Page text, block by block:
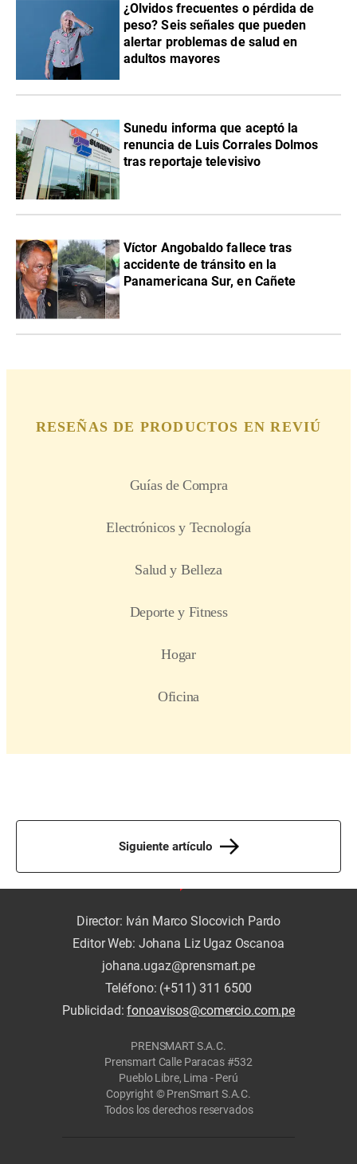
¿Olvidos frecuentes o pérdida de
peso? Seis señales que pueden
alertar problemas de salud en
adultos mayores
Sunedu informa que aceptó la
renuncia de Luis Corrales Dolmos
tras reportaje televisivo
Víctor Angobaldo fallece tras
accidente de tránsito en la
Panamericana Sur, en Cañete
Siguiente artículo
Director: Iván Marco Slocovich Pardo
Editor Web: Johana Liz Ugaz Oscanoa
johana.ugaz@prensmart.pe
Teléfono: (+511) 311 6500
Publicidad:fonoavisos@comercio.com.pe
PRENSMART S.A.C.
Prensmart Calle Paracas #532
Pueblo Libre, Lima - Perú
Copyright © PrenSmart S.A.C.
Todos los derechos reservados